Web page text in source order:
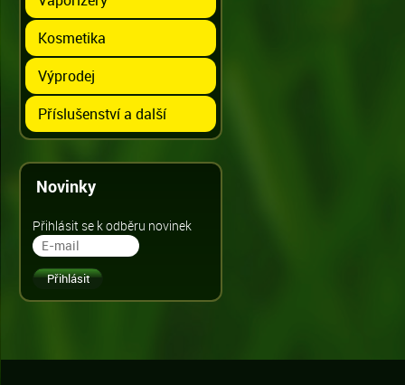
Kosmetika
Výprodej
Příslušenství a další
Novinky
Přihlásit se k odběru novinek